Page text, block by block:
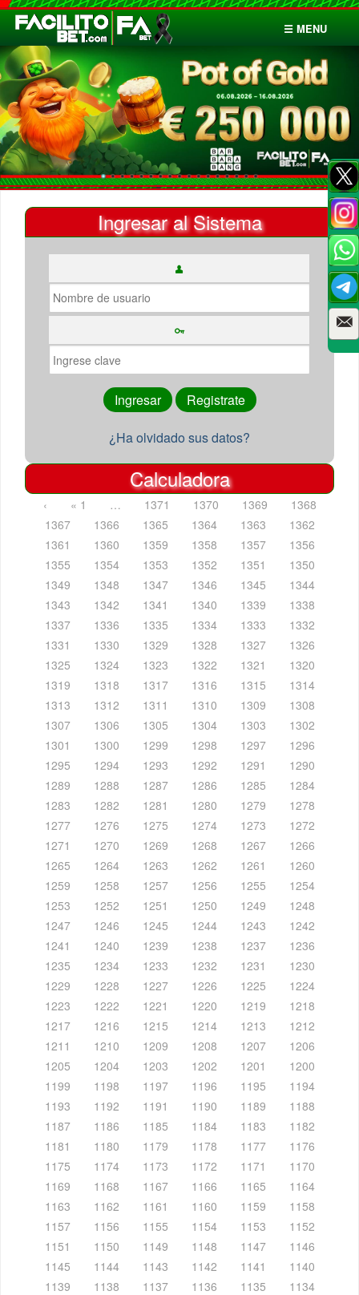
☰ MENU
Inicio
Apuestas
Cuentas
Ingresar al Sistema
¿Ha olvidado sus datos?
Calculadora
‹ « 1 … 1371 1370 1369
1368
1367
1366 1365 1364 1363
1362
1361
1360 1359 1358 1357
1356
1355
1354 1353 1352 1351
1350
1349
1348 1347 1346 1345
1344
1343
1342 1341 1340 1339
1338
1337
1336 1335 1334 1333
1332
1331
1330 1329 1328 1327
1326
1325
1324 1323 1322 1321
1320
1319
1318 1317 1316 1315
1314
1313
1312 1311 1310 1309
1308
1307
1306 1305 1304 1303
1302
1301
1300 1299 1298 1297
1296
1295
1294 1293 1292 1291
1290
1289
1288 1287 1286 1285
1284
1283
1282 1281 1280 1279
1278
1277
1276 1275 1274 1273
1272
1271
1270 1269 1268 1267
1266
1265
1264 1263 1262 1261
1260
1259
1258 1257 1256 1255
1254
1253
1252 1251 1250 1249
1248
1247
1246 1245 1244 1243
1242
1241
1240 1239 1238 1237
1236
1235
1234 1233 1232 1231
1230
1229
1228 1227 1226 1225
1224
1223
1222 1221 1220 1219
1218
1217
1216 1215 1214 1213
1212
1211
1210 1209 1208 1207
1206
1205
1204 1203 1202 1201
1200
1199
1198 1197 1196 1195
1194
1193
1192 1191 1190 1189
1188
1187
1186 1185 1184 1183
1182
1181
1180 1179 1178 1177
1176
1175
1174 1173 1172 1171
1170
1169
1168 1167 1166 1165
1164
1163
1162 1161 1160 1159
1158
1157
1156 1155 1154 1153
1152
1151
1150 1149 1148 1147
1146
1145
1144 1143 1142 1141
1140
1139
1138 1137 1136 1135
1134